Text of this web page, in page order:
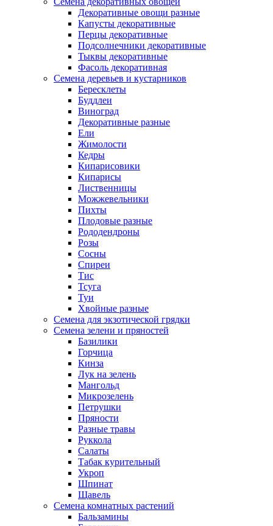
Декоративные овощи разные
Капусты декоративные
Перцы декоративные
Подсолнечники декоративные
Тыквы декоративные
Фасоль декоративная
Семена деревьев и кустарников
Бересклеты
Буддлеи
Виноград
Декоративные разные
Ели
Жимолости
Кедры
Кипарисовики
Кипарисы
Лиственницы
Можжевельники
Пихты
Плодовые разные
Рододендроны
Розы
Сосны
Спиреи
Тис
Тсуга
Туи
Хвойные разные
Семена для экзотической грядки
Семена зелени и пряностей
Базилики
Горчица
Кинза
Лук на зелень
Мангольд
Микрозелень
Петрушки
Пряности
Разные травы
Руккола
Салаты
Табак курительный
Укроп
Шпинат
Щавель
Семена комнатных растений
Бальзамины